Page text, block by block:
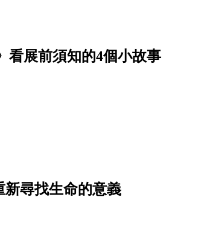
看展前須知的4個小故事
新尋找生命的意義